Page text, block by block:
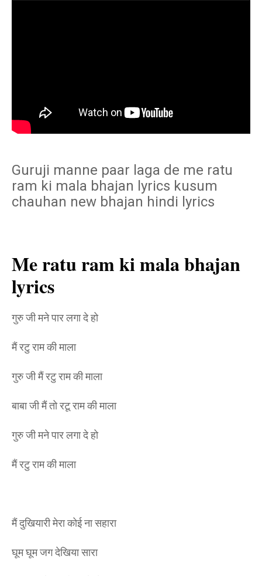
Guruji manne paar laga de me ratu
ram ki mala bhajan lyrics kusum
chauhan new bhajan hindi lyrics
Me ratu ram ki mala bhajan
lyrics
गुरु जी मने पार लगा दे हो
मैं रटु राम की माला
गुरु जी मैं रटु राम की माला
बाबा जी मैं तो रटू राम की माला
गुरु जी मने पार लगा दे हो
मैं रटु राम की माला
मैं दुखियारी मेरा कोई ना सहारा
घूम घूम जग देखिया सारा